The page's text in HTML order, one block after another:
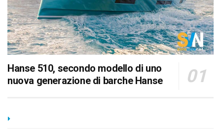
Hanse 510, secondo modello di uno
nuova generazione di barche Hanse